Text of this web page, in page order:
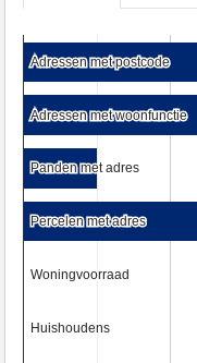
Adressen met postcode
Adressen met postcode
Adressen met woonfunctie
Adressen met woonfunctie
Panden met adres
Panden met adres
Percelen met adres
Percelen met adres
Woningvoorraad
Woningvoorraad
Huishoudens
Huishoudens